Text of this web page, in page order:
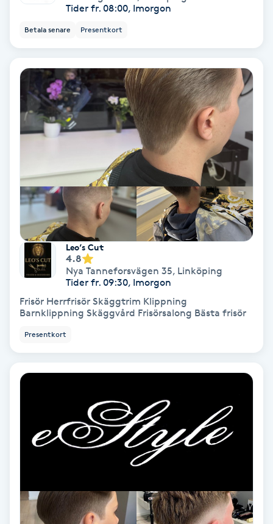
Läpptatuering
Makeup
Manikyr & Pedikyr
Medial vägledning
Medicinsk massage
Meditation
Mixfransar
Tider fr. 08:00, Imorgon
Betala senare Presentkort
Leo’s Cut
4.8
Nya Tanneforsvägen 35, Linköping
Tider fr. 09:30, Imorgon
Frisör Herrfrisör Skäggtrim Klippning
Barnklippning Skäggvård Frisörsalong Bästa frisör
Presentkort